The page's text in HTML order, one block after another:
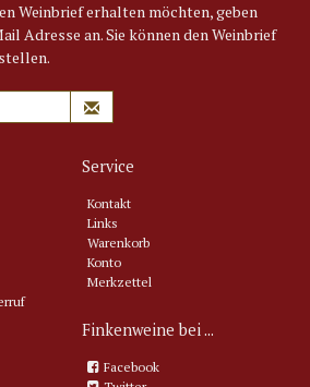
Weinbrief erhalten möchten, geben
Adresse an. Sie können den Weinbrief
Service
Kontakt
Links
Warenkorb
Konto
Merkzettel
Finkenweine bei ...
Facebook